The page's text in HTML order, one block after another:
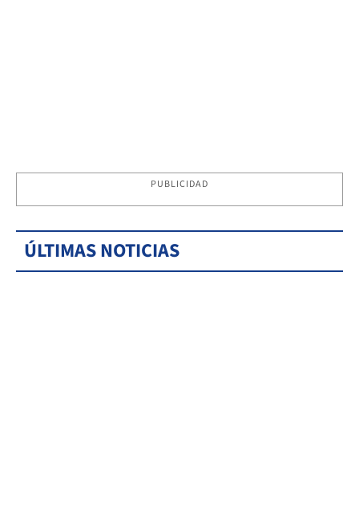
PUBLICIDAD
ÚLTIMAS NOTICIAS